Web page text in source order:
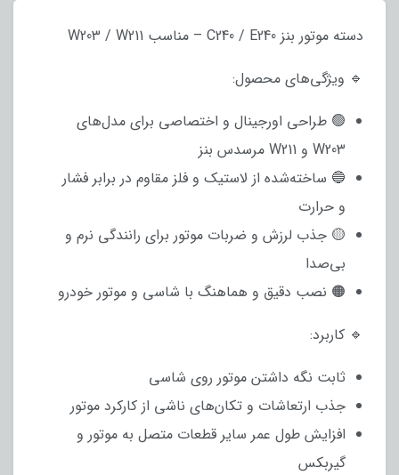
دسته موتور بنز C240 / E240 – مناسب W203 / W211
🔹 ویژگی‌های محصول:
🟢 طراحی اورجینال و اختصاصی برای مدل‌های
W203 و W211 مرسدس بنز
🔵 ساخته‌شده از لاستیک و فلز مقاوم در برابر فشار
و حرارت
🟡 جذب لرزش و ضربات موتور برای رانندگی نرم و
بی‌صدا
🟠 نصب دقیق و هماهنگ با شاسی و موتور خودرو
🔹 کاربرد:
ثابت نگه داشتن موتور روی شاسی
جذب ارتعاشات و تکان‌های ناشی از کارکرد موتور
افزایش طول عمر سایر قطعات متصل به موتور و
گیربکس